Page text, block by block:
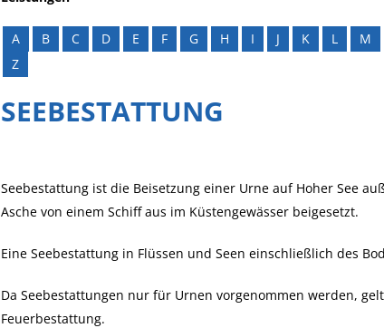
A B C D E F G H I J K L M
Z
SEEBESTATTUNG
Seebestattung ist die Beisetzung einer Urne auf Hoher See
Asche von einem Schiff aus im Küstengewässer beigesetzt.
Eine Seebestattung in Flüssen und Seen einschließlich des
Da Seebestattungen nur für Urnen vorgenommen werden,
Feuerbestattung.